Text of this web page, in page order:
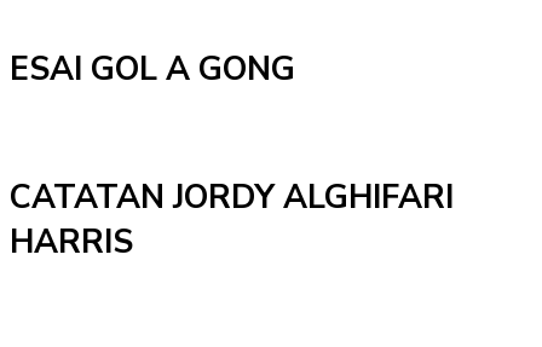
ESAI GOL A GONG
CATATAN JORDY ALGHIFARI
HARRIS